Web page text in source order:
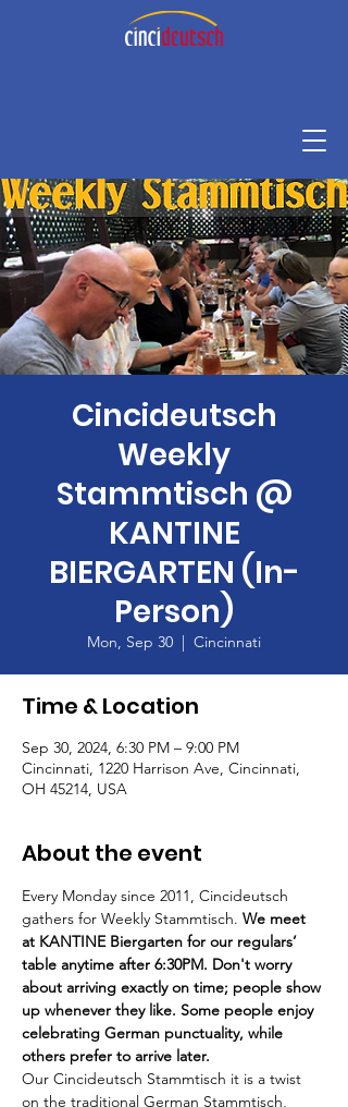
Cincideutsch
Weekly
Stammtisch @
KANTINE
BIERGARTEN (In-
Person)
Mon, Sep 30
  |
Cincinnati
Time & Location
Sep 30, 2024, 6:30 PM – 9:00 PM
Cincinnati, 1220 Harrison Ave, Cincinnati,
OH 45214, USA
About the event
Every Monday since 2011, Cincideutsch
gathers for Weekly Stammtisch. We meet
at KANTINE Biergarten for our regulars’
table anytime after 6:30PM. Don't worry
about arriving exactly on time; people show
up whenever they like. Some people enjoy
celebrating German punctuality, while
others prefer to arrive later.
Our Cincideutsch Stammtisch it is a twist
on the traditional German Stammtisch,